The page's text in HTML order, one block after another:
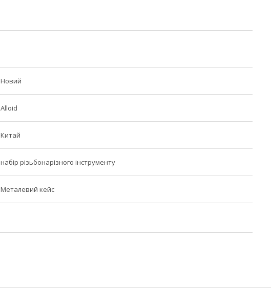
Новий
Alloid
Китай
набір різьбонарізного інструменту
Металевий кейс